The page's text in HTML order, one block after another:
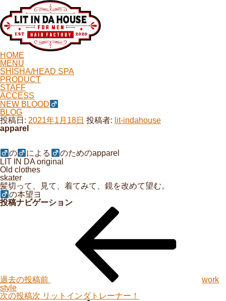
HOME
MENU
SHISHA/HEAD SPA
PRODUCT
STAFF
ACCESS
NEW BLOOD
BLOG
投稿日: 2021年1月18日 投稿者: lit-indahouse
apparel
の による
のためのapparel
LIT IN DA original
Old clothes
skater
髪切って、見て、着てみて、鏡を改めて望む。
の本望ヨ
投稿ナビゲーション
過去の投稿前
work
style
次の投稿次 リットインダトレーナー！